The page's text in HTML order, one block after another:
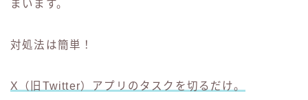
まいます。
対処法は簡単！
X（旧Twitter）アプリのタスクを切るだけ。